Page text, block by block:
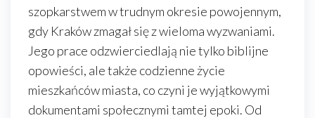
szopkarstwem w trudnym okresie powojennym,
gdy Kraków zmagał się z wieloma wyzwaniami.
Jego prace odzwierciedlają nie tylko biblijne
opowieści, ale także codzienne życie
mieszkańców miasta, co czyni je wyjątkowymi
dokumentami społecznymi tamtej epoki. Od